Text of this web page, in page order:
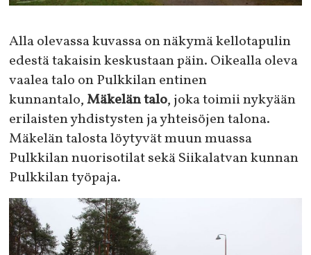
Alla olevassa kuvassa on näkymä kellotapulin
edestä takaisin keskustaan päin. Oikealla oleva
vaalea talo on Pulkkilan entinen
kunnantalo,Mäkelän talo, joka toimii nykyään
erilaisten yhdistysten ja yhteisöjen talona.
Mäkelän talosta löytyvät muun muassa
Pulkkilan nuorisotilat sekä Siikalatvan kunnan
Pulkkilan työpaja.